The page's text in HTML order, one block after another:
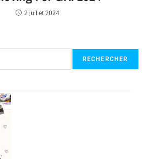
2 juillet 2024
RECHERCHER